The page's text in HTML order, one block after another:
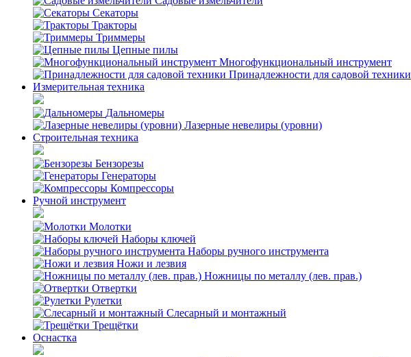
Секаторы
Тракторы
Триммеры
Цепные пилы
Многофункциональный инструмент
Принадлежности для садовой техники
Измерительная техника
Дальномеры
Лазерные невелиры (уровни)
Строительная техника
Бензорезы
Генераторы
Компрессоры
Ручной инструмент
Молотки
Наборы ключей
Наборы ручного инструмента
Ножи и лезвия
Ножницы по металлу (лев. прав.)
Отвертки
Рулетки
Слесарный и монтажный
Трещётки
Оснастка